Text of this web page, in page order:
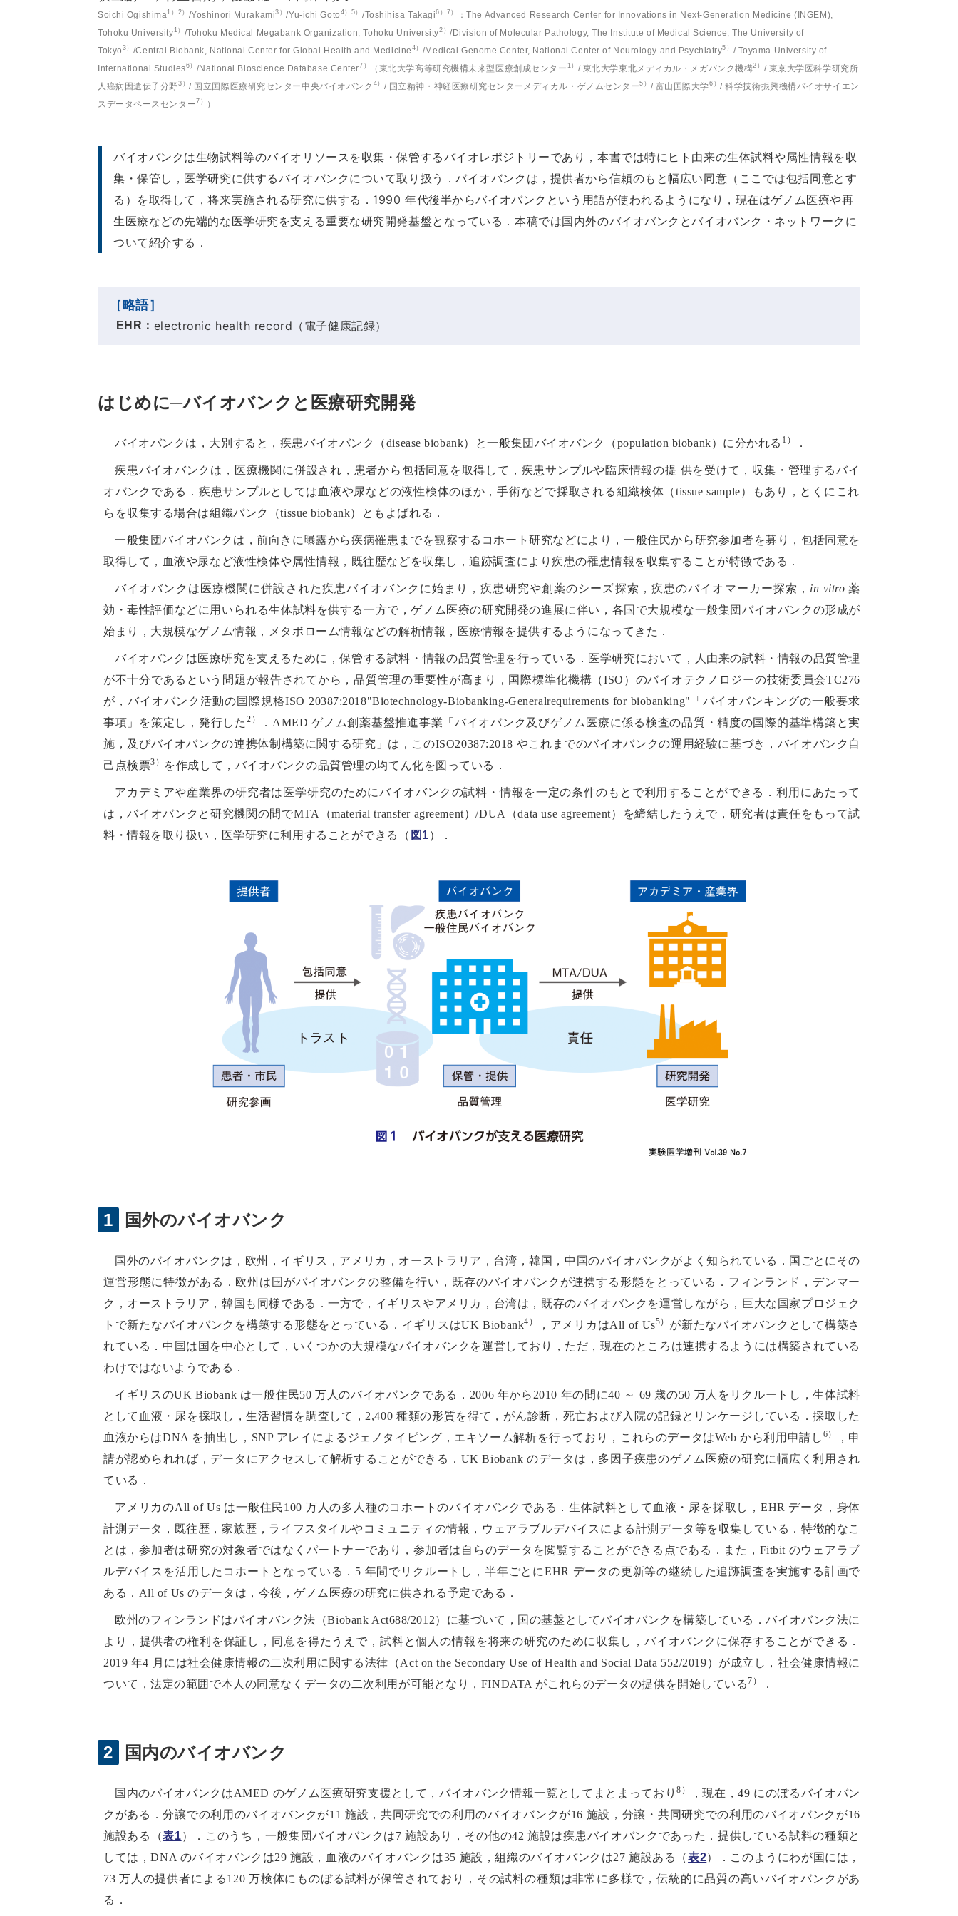
Soichi Ogishima1）2） /Yoshinori Murakami3） /Yu-ichi Goto 4）5） /Toshihisa Takagi6）7）
：The Advanced Research Center for Innovations in Next-Generation Medicine (INGEM),
Tohoku University1） /Tohoku Medical Megabank Organization, Tohoku University2） /Division of Molecular Pathology, The Institute of Medical Science, The University of
Tokyo 3） /Central Biobank, National Center for Global Health and Medicine 4） /Medical Genome Center, National Center of Neurology and Psychiatry5） / Toyama University of
International Studies6） /National Bioscience Database Center7） （東北大学高等研究機構未来型医療創成センター 1） / 東北大学東北メディカル・メガバンク機構2） / 東京大学医科学研究所
人癌病因遺伝子分野3） / 国立国際医療研究センター中央バイオバンク 4） / 国立精神・神経医療研究センターメディカル・ゲノムセンター5） / 富山国際大学6） / 科学技術振興機構バイオサイエン
スデータベースセンター7） ）
バイオバンクは生物試料等のバイオリソースを収集・保管するバイオレポジトリーであり，本書では特にヒト由来の生体試料や属性情報を収
集・保管し，医学研究に供するバイオバンクについて取り扱う．バイオバンクは，提供者から信頼のもと幅広い同意（ここでは包括同意とす
る）を取得して，将来実施される研究に供する．1990 年代後半からバイオバンクという用語が使われるようになり，現在はゲノム医療や再
生医療などの先端的な医学研究を支える重要な研究開発基盤となっている．本稿では国内外のバイオバンクとバイオバンク・ネットワークに
ついて紹介する．
［略語］
EHR： electronic health record（電子健康記録）
はじめに─バイオバンクと医療研究開発
バイオバンクは，大別すると，疾患バイオバンク（disease biobank）と一般集団バイオバンク（population biobank）に分かれる 1） ．
疾患バイオバンクは，医療機関に併設され，患者から包括同意を取得して，疾患サンプルや臨床情報の提 供を受けて，収集・管理するバイ
オバンクである．疾患サンプルとしては血液や尿などの液性検体のほか，手術などで採取される組織検体（tissue sample）もあり，とくにこれ
らを収集する場合は組織バンク（tissue biobank）ともよばれる．
一般集団バイオバンクは，前向きに曝露から疾病罹患までを観察するコホート研究などにより，一般住民から研究参加者を募り，包括同意を
取得して，血液や尿など液性検体や属性情報，既往歴などを収集し，追跡調査により疾患の罹患情報を収集することが特徴である．
バイオバンクは医療機関に併設された疾患バイオバンクに始まり，疾患研究や創薬のシーズ探索，疾患のバイオマーカー探索， in vitro 薬
効・毒性評価などに用いられる生体試料を供する一方で，ゲノム医療の研究開発の進展に伴い，各国で大規模な一般集団バイオバンクの形成が
始まり，大規模なゲノム情報，メタボローム情報などの解析情報，医療情報を提供するようになってきた．
バイオバンクは医療研究を支えるために，保管する試料・情報の品質管理を行っている．医学研究において，人由来の試料・情報の品質管理
が不十分であるという問題が報告されてから，品質管理の重要性が高まり，国際標準化機構（ISO）のバイオテクノロジーの技術委員会TC276
が，バイオバンク活動の国際規格ISO 20387:2018"Biotechnology-Biobanking-Generalrequirements for biobanking"「バイオバンキングの一般要求
事項」を策定し，発行した 2）
．AMED ゲノム創薬基盤推進事業「バイオバンク及びゲノム医療に係る検査の品質・精度の国際的基準構築と実
施，及びバイオバンクの連携体制構築に関する研究」は，このISO20387:2018 やこれまでのバイオバンクの運用経験に基づき，バイオバンク自
己点検票3） を作成して，バイオバンクの品質管理の均てん化を図っている．
アカデミアや産業界の研究者は医学研究のためにバイオバンクの試料・情報を一定の条件のもとで利用することができる．利用にあたって
は，バイオバンクと研究機関の間でMTA（material transfer agreement）/DUA（data use agreement）を締結したうえで，研究者は責任をもって試
料・情報を取り扱い，医学研究に利用することができる（ 図1）．
1 国外のバイオバンク
国外のバイオバンクは，欧州，イギリス，アメリカ，オーストラリア，台湾，韓国，中国のバイオバンクがよく知られている．国ごとにその
運営形態に特徴がある．欧州は国がバイオバンクの整備を行い，既存のバイオバンクが連携する形態をとっている．フィンランド，デンマー
ク，オーストラリア，韓国も同様である．一方で，イギリスやアメリカ，台湾は，既存のバイオバンクを運営しながら，巨大な国家プロジェク
トで新たなバイオバンクを構築する形態をとっている．イギリスはUK Biobank4） ，アメリカはAll of Us5） が新たなバイオバンクとして構築さ
れている．中国は国を中心として，いくつかの大規模なバイオバンクを運営しており，ただ，現在のところは連携するようには構築されている
わけではないようである．
イギリスのUK Biobank は一般住民50 万人のバイオバンクである．2006 年から2010 年の間に40 ～ 69 歳の50 万人をリクルートし，生体試料
として血液・尿を採取し，生活習慣を調査して，2,400 種類の形質を得て，がん診断，死亡および入院の記録とリンケージしている．採取した
血液からはDNA を抽出し，SNP アレイによるジェノタイピング，エキソーム解析を行っており，これらのデータはWeb から利用申請し 6）
，申
請が認められれば，データにアクセスして解析することができる．UK Biobank のデータは，多因子疾患のゲノム医療の研究に幅広く利用され
ている．
アメリカのAll of Us は一般住民100 万人の多人種のコホートのバイオバンクである．生体試料として血液・尿を採取し，EHR データ，身体
計測データ，既往歴，家族歴，ライフスタイルやコミュニティの情報，ウェアラブルデバイスによる計測データ等を収集している．特徴的なこ
とは，参加者は研究の対象者ではなくパートナーであり，参加者は自らのデータを閲覧することができる点である．また，Fitbit のウェアラブ
ルデバイスを活用したコホートとなっている．5 年間でリクルートし，半年ごとにEHR データの更新等の継続した追跡調査を実施する計画で
ある．All of Us のデータは，今後，ゲノム医療の研究に供される予定である．
欧州のフィンランドはバイオバンク法（Biobank Act688/2012）に基づいて，国の基盤としてバイオバンクを構築している．バイオバンク法に
より，提供者の権利を保証し，同意を得たうえで，試料と個人の情報を将来の研究のために収集し，バイオバンクに保存することができる．
2019 年4 月には社会健康情報の二次利用に関する法律（Act on the Secondary Use of Health and Social Data 552/2019）が成立し，社会健康情報に
ついて，法定の範囲で本人の同意なくデータの二次利用が可能となり，FINDATA がこれらのデータの提供を開始している7） ．
2 国内のバイオバンク
国内のバイオバンクはAMED のゲノム医療研究支援として，バイオバンク情報一覧としてまとまっており8）
，現在，49 にのぼるバイオバン
クがある．分譲での利用のバイオバンクが11 施設，共同研究での利用のバイオバンクが16 施設，分譲・共同研究での利用のバイオバンクが16
施設ある（表1）．このうち，一般集団バイオバンクは7 施設あり，その他の42 施設は疾患バイオバンクであった．提供している試料の種類と
しては，DNA のバイオバンクは29 施設，血液のバイオバンクは35 施設，組織のバイオバンクは27 施設ある（表2）．このようにわが国には，
73 万人の提供者による120 万検体にものぼる試料が保管されており，その試料の種類は非常に多様で，伝統的に品質の高いバイオバンクがあ
る．